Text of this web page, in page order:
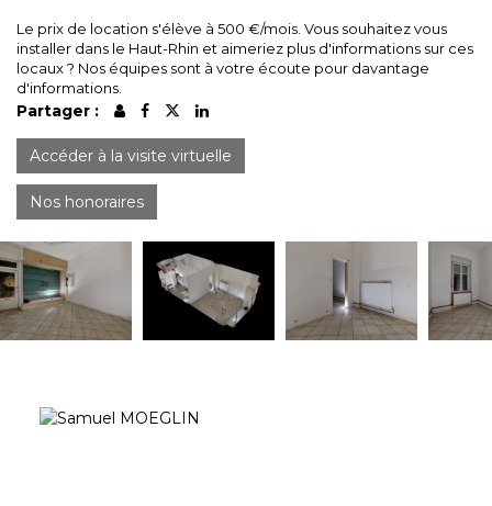
Le prix de location s'élève à 500 €/mois. Vous souhaitez vous
installer dans le Haut-Rhin et aimeriez plus d'informations sur ces
locaux ? Nos équipes sont à votre écoute pour davantage
d'informations.
Partager :
Accéder à la visite virtuelle
Nos honoraires